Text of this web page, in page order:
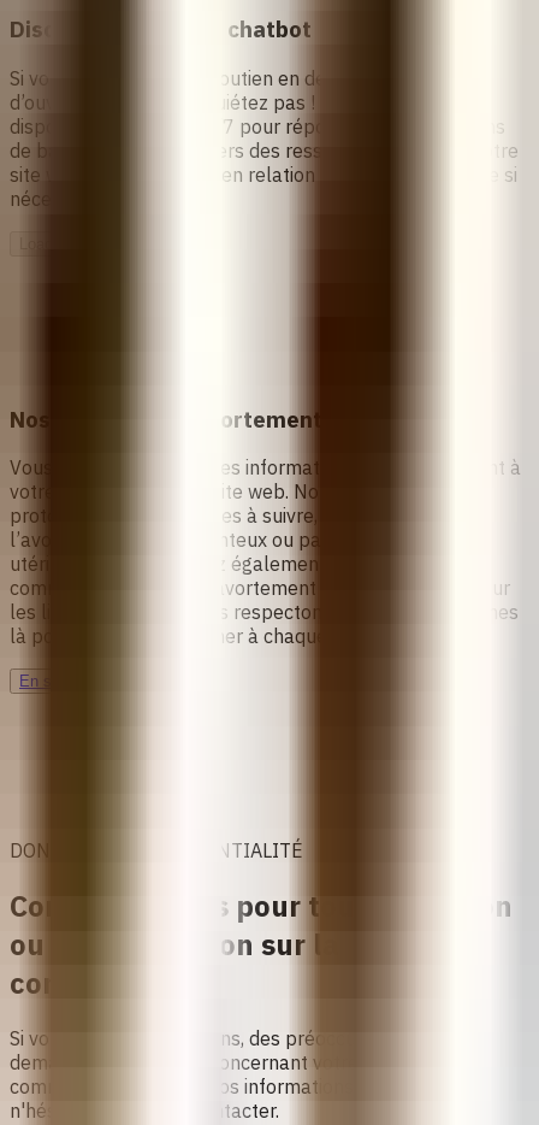
Discutez avec notre chatbot
Si vous avez besoin de soutien en dehors de nos heures
d’ouverture, ne vous inquiétez pas ! Notre chatbot est
disponible 24h/24 et 7j/7 pour répondre à vos questions
de base, vous orienter vers des ressources utiles sur notre
site web et vous mettre en relation avec une conseillère si
nécessaire.
Nos protocoles d’avortement
Vous pouvez consulter les informations sur l’avortement à
votre rythme sur notre site web. Nous proposons des
protocoles clairs et faciles à suivre, que ce soit pour
l’avortement médicamenteux ou par aspiration intra
utérine. Vous y trouverez également des conseils sur
comment accéder à un avortement sécurisé, ainsi que sur
les lieux où le faire. Nous respectons vos choix et sommes
là pour vous accompagner à chaque étape.
En savoir plus
DONNÉES ET CONFIDENTIALITÉ
Contactez-nous pour toute question
ou préoccupation sur la
confidentialité
Si vous avez des questions, des préoccupations ou des
demandes spécifiques concernant votre vie privée ou
comment nous gérons vos informations personnelles,
n'hésitez pas à nous contacter.